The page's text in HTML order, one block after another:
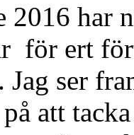
2016 har
för ert
Jag ser
att